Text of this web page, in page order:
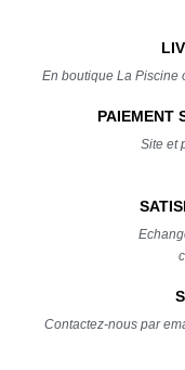
En boutique La Piscine
PAIEMENT
Site et
Contactez-nous par